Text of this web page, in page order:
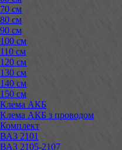
70 см
80 см
90 см
100 см
110 см
120 см
130 см
140 см
150 см
Клема АКБ
Клема АКБ з проводом
Комплект
ВАЗ 2101
ВАЗ 2105-2107